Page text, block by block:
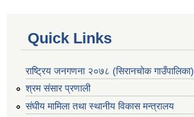
Quick Links
राष्ट्रिय जनगणना २०७८ (सिरानचोक गाउँपालिका)
श्रम संसार प्रणाली
संघीय मामिला तथा स्थानीय विकास मन्त्रालय